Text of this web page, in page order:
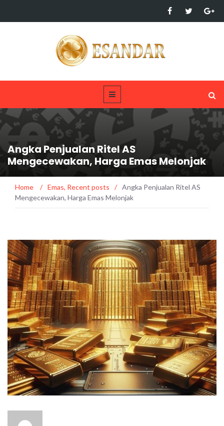
Angka Penjualan Ritel AS
Mengecewakan, Harga Emas Melonjak
Home / Emas, Recent posts / Angka Penjualan Ritel AS
Mengecewakan, Harga Emas Melonjak